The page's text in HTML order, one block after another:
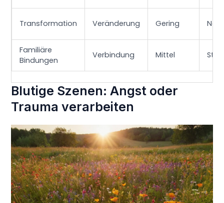
Transformation Veränderung Gering
Familiäre
Bindungen
Verbindung Mittel
Blutige Szenen: Angst oder
Trauma verarbeiten